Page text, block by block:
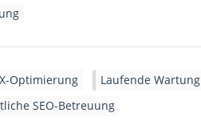
Optimierung
Laufende Wartung
SEO-Betreuung